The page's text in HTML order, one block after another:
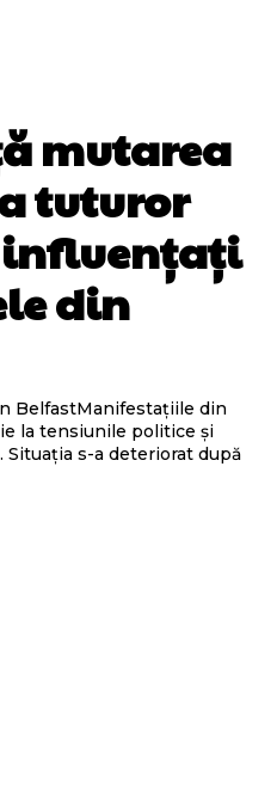
mutarea
tuturor
din
BelfastManifestațiile din
la tensiunile politice și
s-a deteriorat după